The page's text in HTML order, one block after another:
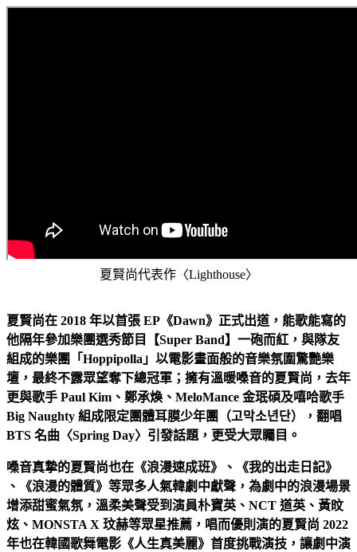
夏賢尚代表作〈Lighthouse〉
夏賢尚在 2018 年以首張 EP《Dawn》正式出道，能歌能寫的
他隔年參加樂團選秀節目【Super Band】一砲而紅，與隊友
組成的樂團「Hoppipolla」以電影畫面般的音樂氛圍驚艷樂
壇，最終不露眾望奪下總冠軍；擁有溫暖嗓音的夏賢尚，去年
更與歌手 Paul Kim、鄭承煥、MeloMance 金珉碩及嘻哈歌手
Big Naughty 組成限定團體耳膜少年團（고막소년단），翻唱
BTS 名曲〈Spring Day〉引發話題，更受大眾矚目。
嗓音真摯的夏賢尚也在《浪漫速成班》、《我的出走日記》
、《浪漫的體質》等眾多人氣韓劇中獻聲，為劇中的浪漫場景
增添甜蜜氣氛，溫柔美聲受到演員朴寶英、NCT 道英、黃旼
炫、MONSTA X 玟赫等眾星推薦，唱而優則演的夏賢尚 2022
年也在韓國歌舞電影《人生真美麗》首度挑戰演技，讓劇中演